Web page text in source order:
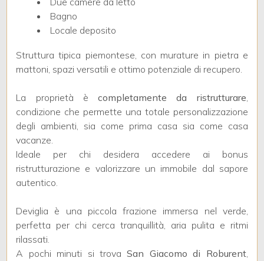
Bagno
Locale deposito
Struttura tipica piemontese, con murature in pietra e
mattoni, spazi versatili e ottimo potenziale di recupero.
La proprietà ècompletamente da ristrutturare,
condizione che permette una totale personalizzazione
degli ambienti, sia come prima casa sia come casa
vacanze.
Ideale per chi desidera accedere ai bonus
ristrutturazione e valorizzare un immobile dal sapore
autentico.
Deviglia è una piccola frazione immersa nel verde,
perfetta per chi cerca tranquillità, aria pulita e ritmi
rilassati.
A pochi minuti si trovaSan Giacomo di Roburent,
Bagni
minimi
Qualsiasi
2